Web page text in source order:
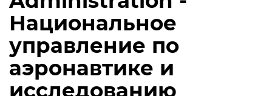
Национальное
управление по
аэронавтике и
исследованию